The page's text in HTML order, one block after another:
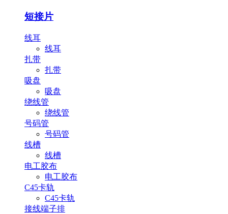
短接片
线耳
线耳
扎带
扎带
吸盘
吸盘
绕线管
绕线管
号码管
号码管
线槽
线槽
电工胶布
电工胶布
C45卡轨
C45卡轨
接线端子排